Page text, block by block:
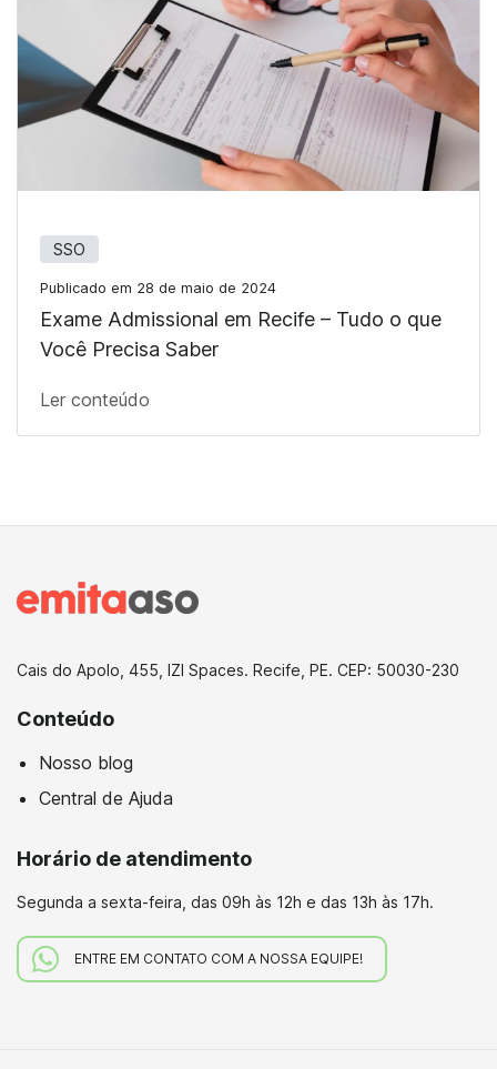
SSO
Publicado em 28 de maio de 2024
Exame Admissional em Recife – Tudo o que
Você Precisa Saber
Ler conteúdo
Cais do Apolo, 455, IZI Spaces. Recife, PE. CEP: 50030-230
Conteúdo
Nosso blog
Central de Ajuda
Horário de atendimento
Segunda a sexta-feira, das 09h às 12h e das 13h às 17h.
ENTRE EM CONTATO COM A NOSSA EQUIPE!